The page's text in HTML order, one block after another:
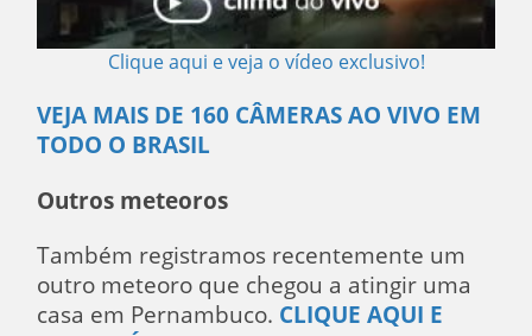
Clique aqui e veja o vídeo exclusivo!
VEJA MAIS DE 160 CÂMERAS AO VIVO EM
TODO O BRASIL
Outros meteoros
Também registramos recentemente um
outro meteoro que chegou a atingir uma
casa em Pernambuco. CLIQUE AQUI E